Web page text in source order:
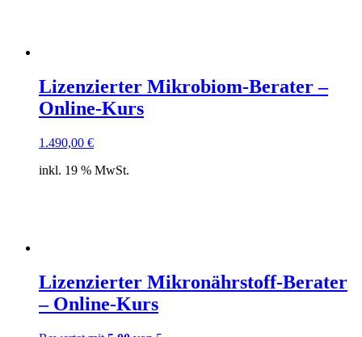
Lizenzierter Mikrobiom-Berater –
Online-Kurs
1.490,00 €
inkl. 19 % MwSt.
Lizenzierter Mikronährstoff-Berater
– Online-Kurs